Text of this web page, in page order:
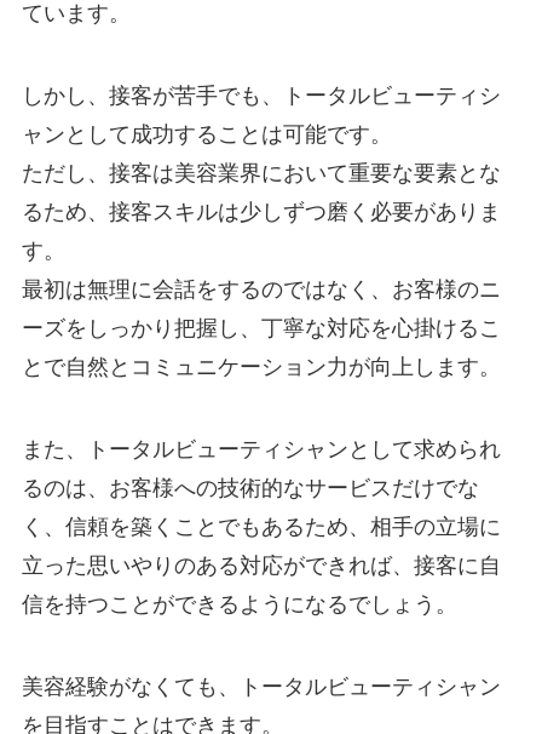
ています。
しかし、接客が苦手でも、トータルビューティシ
ャンとして成功することは可能です。
ただし、接客は美容業界において重要な要素とな
るため、接客スキルは少しずつ磨く必要がありま
す。
最初は無理に会話をするのではなく、お客様のニ
ーズをしっかり把握し、丁寧な対応を心掛けるこ
とで自然とコミュニケーション力が向上します。
また、トータルビューティシャンとして求められ
るのは、お客様への技術的なサービスだけでな
く、信頼を築くことでもあるため、相手の立場に
立った思いやりのある対応ができれば、接客に自
信を持つことができるようになるでしょう。
美容経験がなくても、トータルビューティシャン
を目指すことはできます。